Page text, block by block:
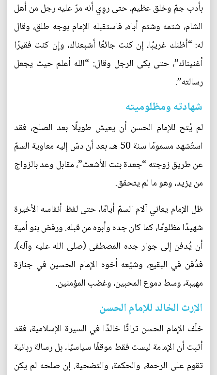
بأدب جمّ وخلق عظيم، حتى روِي أنه مرّ عليه رجل من أهل
الشام، شتمه وشتم أباه، فاستقبله الإمام بوجه طلق، وقال
له: “أظنك غريبًا، إن كنت جائعًا أشبعناك، وإن كنت فقيرًا
أغنيناك”، حتى بكى الرجل وقال: “الله أعلم حيث يجعل
رسالته”.
شهادته ومظلوميته
لم يُتح للإمام الحسن أن يعيش طويلًا بعد الصلح، فقد
استُشهد مسمومًا سنة 50 هـ، بعد أن دسّ إليه معاوية السمّ
عن طريق زوجته “جعدة بنت الأشعث”، مقابل وعد بالزواج
من يزيد، وهو ما لم يتحقق.
ظل الإمام يعاني آلام السمّ أيامًا، حتى لفظ أنفاسه الأخيرة
شهيدًا مظلومًا، كما كان جده وأبوه من قبله. ورفض بنو أمية
أن يُدفن إلى جوار جده المصطفى (صلى الله عليه وآله)،
فدُفن في البقيع، وشيّعه أخوه الإمام الحسين في جنازة
مهيبة، وسط دموع المحبين، وغضب المؤمنين.
الإرث الخالد للإمام الحسن
خلّف الإمام الحسن تراثًا خالدًا في السيرة الإسلامية، فقد
أثبت أن الإمامة ليست فقط موقفًا سياسيًا، بل رسالة ربانية
تقوم على الرحمة، والحكمة، والتضحية. إن صلحه لم يكن